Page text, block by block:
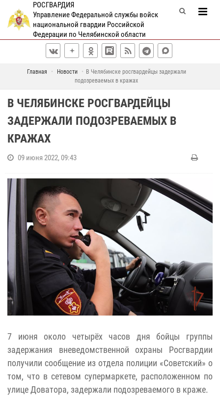
РОСГВАРДИЯ
Управление Федеральной службы войск
национальной гвардии Российской
Федерации по Челябинской области
Главная Новости
В Челябинске росгвардейцы задержали
подозреваемых в кражах
В ЧЕЛЯБИНСКЕ РОСГВАРДЕЙЦЫ
ЗАДЕРЖАЛИ ПОДОЗРЕВАЕМЫХ В
КРАЖАХ
09 июня 2022, 09:43
7 июня около четырёх часов дня бойцы группы
задержания вневедомственной охраны Росгвардии
получили сообщение из отдела полиции «Советский» о
том, что в сетевом супермаркете, расположенном по
улице Доватора, задержали подозреваемого в краже.